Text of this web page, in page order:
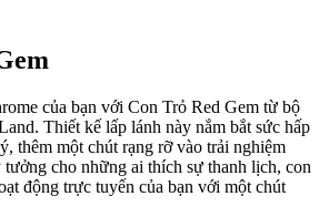
của bạn với Con Trỏ Red Gem từ bộ
Thiết kế lấp lánh này nắm bắt sức hấp
thêm một chút rạng rỡ vào trải nghiệm
cho những ai thích sự thanh lịch, con
động trực tuyến của bạn với một chút